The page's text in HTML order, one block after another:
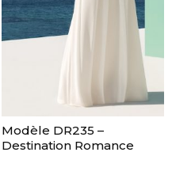
Modèle DR235 –
Destination Romance